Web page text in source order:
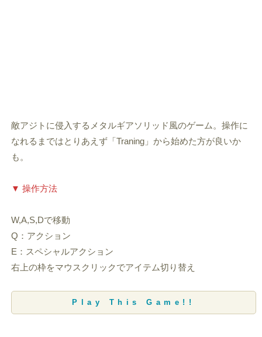
敵アジトに侵入するメタルギアソリッド風のゲーム。操作に
なれるまではとりあえず「Traning」から始めた方が良いか
も。
▼ 操作方法
W,A,S,Dで移動
Q：アクション
E：スペシャルアクション
右上の枠をマウスクリックでアイテム切り替え
Play This Game!!